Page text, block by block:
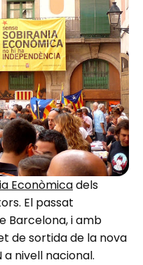
Econòmicadels
El passat
Barcelona, i amb
de sortida de la nova
a nivell nacional.